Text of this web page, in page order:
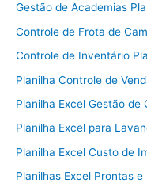
Gestão de Academias
Controle de Frota de
Controle de Inventário
Planilha Controle de
Planilha Excel Gestão
Planilha Excel para
Planilha Excel Custo de
Planilhas Excel Prontas